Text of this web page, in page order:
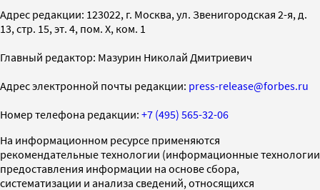
Адрес редакции: 123022, г. Москва, ул. Звенигородская 2-я, д.
13, стр. 15, эт. 4, пом. X, ком. 1
Главный редактор: Мазурин Николай Дмитриевич
Адрес электронной почты редакции: press-release@forbes.ru
Номер телефона редакции: +7 (495) 565-32-06
На информационном ресурсе применяются
рекомендательные технологии (информационные технологии
предоставления информации на основе сбора,
систематизации и анализа сведений, относящихся